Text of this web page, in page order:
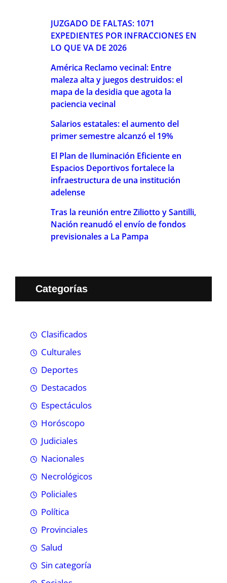
JUZGADO DE FALTAS: 1071
EXPEDIENTES POR INFRACCIONES EN
LO QUE VA DE 2026
América Reclamo vecinal: Entre
maleza alta y juegos destruidos: el
mapa de la desidia que agota la
paciencia vecinal
Salarios estatales: el aumento del
primer semestre alcanzó el 19%
El Plan de Iluminación Eficiente en
Espacios Deportivos fortalece la
infraestructura de una institución
adelense
Tras la reunión entre Ziliotto y Santilli,
Nación reanudó el envío de fondos
previsionales a La Pampa
Categorías
Clasificados
Culturales
Deportes
Destacados
Espectáculos
Horóscopo
Judiciales
Nacionales
Necrológicos
Policiales
Política
Provinciales
Salud
Sin categoría